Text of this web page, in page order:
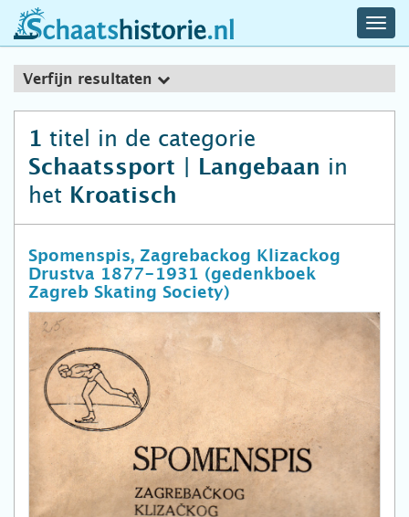
schaatshistorie.nl
Verfijn resultaten
1 titel in de categorie
Schaatssport | Langebaan in
het Kroatisch
Spomenspis, Zagrebackog Klizackog
Drustva 1877-1931 (gedenkboek
Zagreb Skating Society)